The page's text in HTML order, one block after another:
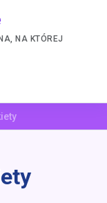
NA KTÓREJ